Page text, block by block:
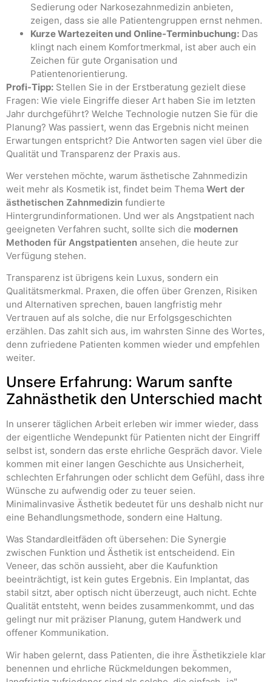
Sedierung oder Narkosezahnmedizin anbieten,
zeigen, dass sie alle Patientengruppen ernst nehmen.
Kurze Wartezeiten und Online-Terminbuchung: Das
klingt nach einem Komfortmerkmal, ist aber auch ein
Zeichen für gute Organisation und
Patientenorientierung.
Profi-Tipp: Stellen Sie in der Erstberatung gezielt diese
Fragen: Wie viele Eingriffe dieser Art haben Sie im letzten
Jahr durchgeführt? Welche Technologie nutzen Sie für die
Planung? Was passiert, wenn das Ergebnis nicht meinen
Erwartungen entspricht? Die Antworten sagen viel über die
Qualität und Transparenz der Praxis aus.
Wer verstehen möchte, warum ästhetische Zahnmedizin
weit mehr als Kosmetik ist, findet beim Thema Wert der
ästhetischen Zahnmedizin fundierte
Hintergrundinformationen. Und wer als Angstpatient nach
geeigneten Verfahren sucht, sollte sich die modernen
Methoden für Angstpatienten ansehen, die heute zur
Verfügung stehen.
Transparenz ist übrigens kein Luxus, sondern ein
Qualitätsmerkmal. Praxen, die offen über Grenzen, Risiken
und Alternativen sprechen, bauen langfristig mehr
Vertrauen auf als solche, die nur Erfolgsgeschichten
erzählen. Das zahlt sich aus, im wahrsten Sinne des Wortes,
denn zufriedene Patienten kommen wieder und empfehlen
weiter.
Unsere Erfahrung: Warum sanfte
Zahnästhetik den Unterschied macht
In unserer täglichen Arbeit erleben wir immer wieder, dass
der eigentliche Wendepunkt für Patienten nicht der Eingriff
selbst ist, sondern das erste ehrliche Gespräch davor. Viele
kommen mit einer langen Geschichte aus Unsicherheit,
schlechten Erfahrungen oder schlicht dem Gefühl, dass ihre
Wünsche zu aufwendig oder zu teuer seien.
Minimalinvasive Ästhetik bedeutet für uns deshalb nicht nur
eine Behandlungsmethode, sondern eine Haltung.
Was Standardleitfäden oft übersehen: Die Synergie
zwischen Funktion und Ästhetik ist entscheidend. Ein
Veneer, das schön aussieht, aber die Kaufunktion
beeinträchtigt, ist kein gutes Ergebnis. Ein Implantat, das
stabil sitzt, aber optisch nicht überzeugt, auch nicht. Echte
Qualität entsteht, wenn beides zusammenkommt, und das
gelingt nur mit präziser Planung, gutem Handwerk und
offener Kommunikation.
Wir haben gelernt, dass Patienten, die ihre Ästhetikziele klar
benennen und ehrliche Rückmeldungen bekommen,